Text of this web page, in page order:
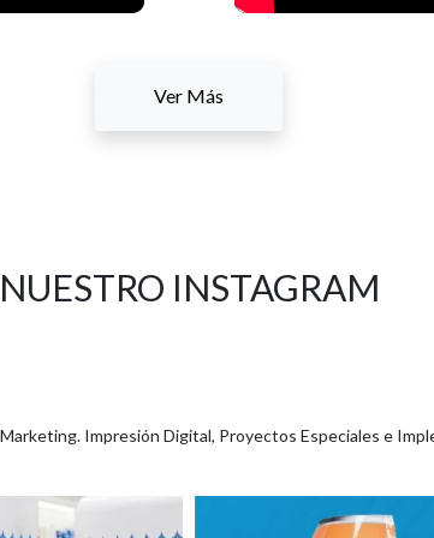
Ver Más
NUESTRO INSTAGRAM
Impresión Digital, Proyectos Especiales e